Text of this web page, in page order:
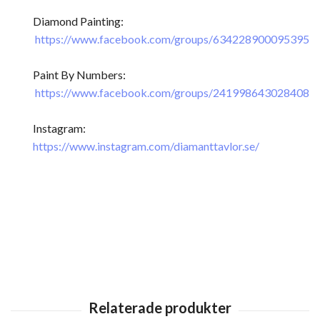
Diamond Painting:
https://www.facebook.com/groups/634228900095395
Paint By Numbers:
https://www.facebook.com/groups/241998643028408
Instagram:
https://www.instagram.com/diamanttavlor.se/